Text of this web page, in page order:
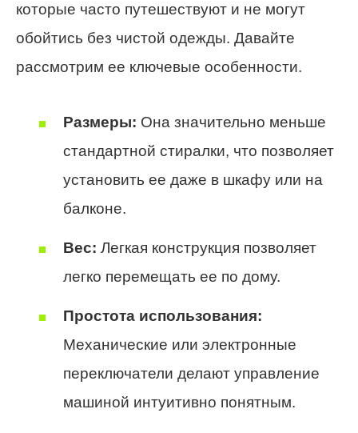
которые часто путешествуют и не могут
обойтись без чистой одежды. Давайте
рассмотрим ее ключевые особенности.
Размеры: Она значительно меньше
стандартной стиралки, что позволяет
установить ее даже в шкафу или на
балконе.
Вес: Легкая конструкция позволяет
легко перемещать ее по дому.
Простота использования:
Механические или электронные
переключатели делают управление
машиной интуитивно понятным.